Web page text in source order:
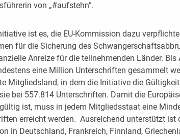
von „#aufstehn”.
ist es, die EU-Kommission dazu
für die Sicherung des
Anreize für die teilnehmenden Länder.
eine Million Unterschriften gesammelt
Mitgliedsland, in dem die Initiative die
bei 557.814 Unterschriften. Damit die
ist, muss in jedem Mitgliedsstaat eine
erreicht werden. Ausreichend unterstützt ist
in Deutschland, Frankreich, Finnland,